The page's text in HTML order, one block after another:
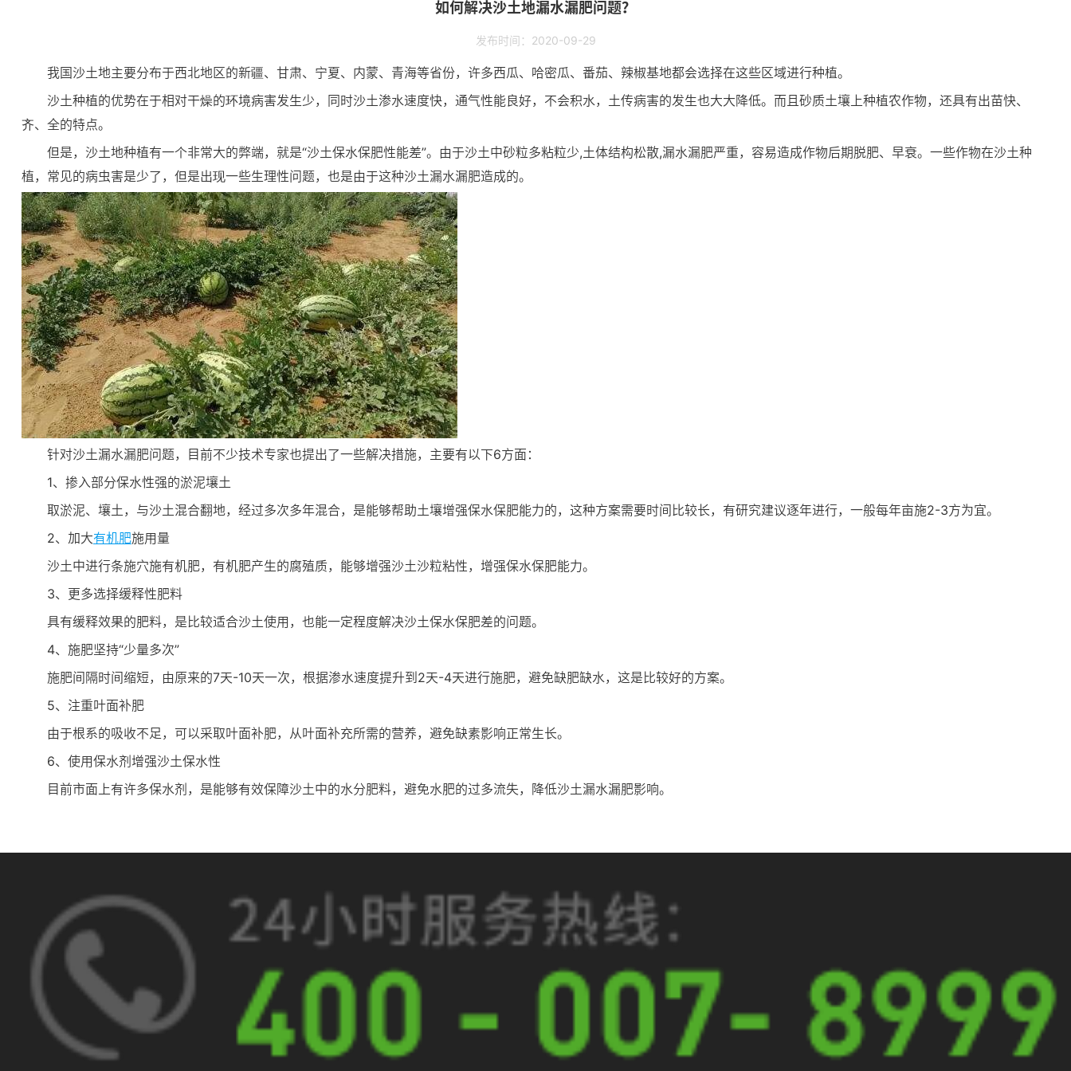
如何解决沙土地漏水漏肥问题？
发布时间：2020-09-29
我国沙土地主要分布于西北地区的新疆、甘肃、宁夏、内蒙、青海等省份，许多西瓜、哈密瓜、番茄、辣椒基地都会选择在这些区域进行种植。
沙土种植的优势在于相对干燥的环境病害发生少，同时沙土渗水速度快，通气性能良好，不会积水，土传病害的发生也大大降低。而且砂质土壤上种植农作物，还具有出苗快、
齐、全的特点。
但是，沙土地种植有一个非常大的弊端，就是“沙土保水保肥性能差”。由于沙土中砂粒多粘粒少,土体结构松散,漏水漏肥严重，容易造成作物后期脱肥、早衰。一些作物在沙土种
植，常见的病虫害是少了，但是出现一些生理性问题，也是由于这种沙土漏水漏肥造成的。
针对沙土漏水漏肥问题，目前不少技术专家也提出了一些解决措施，主要有以下6方面：
1、掺入部分保水性强的淤泥壤土
取淤泥、壤土，与沙土混合翻地，经过多次多年混合，是能够帮助土壤增强保水保肥能力的，这种方案需要时间比较长，有研究建议逐年进行，一般每年亩施2-3方为宜。
2、加大有机肥施用量
沙土中进行条施穴施有机肥，有机肥产生的腐殖质，能够增强沙土沙粒粘性，增强保水保肥能力。
3、更多选择缓释性肥料
具有缓释效果的肥料，是比较适合沙土使用，也能一定程度解决沙土保水保肥差的问题。
4、施肥坚持“少量多次”
施肥间隔时间缩短，由原来的7天-10天一次，根据渗水速度提升到2天-4天进行施肥，避免缺肥缺水，这是比较好的方案。
5、注重叶面补肥
由于根系的吸收不足，可以采取叶面补肥，从叶面补充所需的营养，避免缺素影响正常生长。
6、使用保水剂增强沙土保水性
目前市面上有许多保水剂，是能够有效保障沙土中的水分肥料，避免水肥的过多流失，降低沙土漏水漏肥影响。